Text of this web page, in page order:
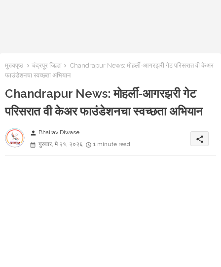
मुख्यपृष्ठ चंद्रपूर जिल्हा
Chandrapur News: मोहर्ली-आगरझरी गेट परिसरात वी केअर
फाउंडेशनचा स्वच्छता अभियान
Chandrapur News: मोहर्ली-आगरझरी गेट
परिसरात वी केअर फाउंडेशनचा स्वच्छता अभियान
person Bhairav Diwase
गुरुवार, मे २१, २०२६
1 minute read
share